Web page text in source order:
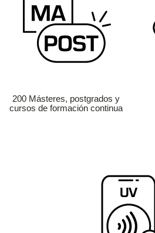
200 Másteres, postgrados y
cursos de formación continua